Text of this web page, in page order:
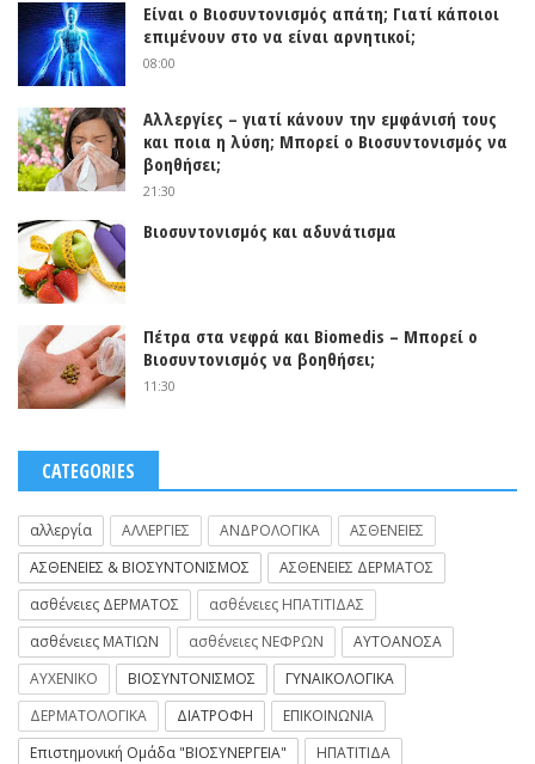
Είναι ο Βιοσυντονισμός απάτη; Γιατί κάποιοι
επιμένουν στο να είναι αρνητικοί;
08:00
Αλλεργίες – γιατί κάνουν την εμφάνισή τους
και ποια η λύση; Μπορεί ο Βιοσυντονισμός να
βοηθήσει;
21:30
Βιοσυντονισμός και αδυνάτισμα
Πέτρα στα νεφρά και Biomedis – Μπορεί ο
Βιοσυντονισμός να βοηθήσει;
11:30
CATEGORIES
αλλεργία ΑΛΛΕΡΓΙΕΣ ΑΝΔΡΟΛΟΓΙΚΑ
ΑΣΘΕΝΕΙΕΣ
ΑΣΘΕΝΕΙΕΣ & ΒΙΟΣΥΝΤΟΝΙΣΜΟΣ
ΑΣΘΕΝΕΙΕΣ ΔΕΡΜΑΤΟΣ
ασθένειες ΔΕΡΜΑΤΟΣ
ασθένειες ΗΠΑΤΙΤΙΔΑΣ
ασθένειες ΜΑΤΙΩΝ
ασθένειες ΝΕΦΡΩΝ
ΑΥΤΟΑΝΟΣΑ
ΑΥΧΕΝΙΚΟ
ΒΙΟΣΥΝΤΟΝΙΣΜΟΣ
ΓΥΝΑΙΚΟΛΟΓΙΚΑ
ΔΕΡΜΑΤΟΛΟΓΙΚΑ
ΔΙΑΤΡΟΦΗ
ΕΠΙΚΟΙΝΩΝΙΑ
Επιστημονική Ομάδα "ΒΙΟΣΥΝΕΡΓΕΙΑ"
ΗΠΑΤΙΤΙΔΑ